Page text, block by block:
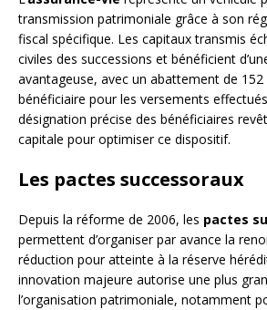
transmission patrimoniale grâce à son
fiscal spécifique. Les capitaux transmis
civiles des successions et bénéficient
avantageuse, avec un abattement de
bénéficiaire pour les versements
désignation précise des bénéficiaires
capitale pour optimiser ce dispositif.
Les pactes successoraux
Depuis la réforme de 2006, les pactes
permettent d’organiser par avance la
réduction pour atteinte à la réserve
innovation majeure autorise une plus
l’organisation patrimoniale, notamment